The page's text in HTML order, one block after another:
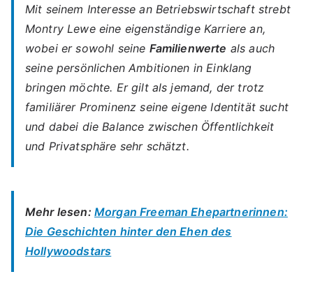
Mit seinem Interesse an Betriebswirtschaft strebt
Montry Lewe eine eigenständige Karriere an,
wobei er sowohl seine Familienwerte als auch
seine persönlichen Ambitionen in Einklang
bringen möchte. Er gilt als jemand, der trotz
familiärer Prominenz seine eigene Identität sucht
und dabei die Balance zwischen Öffentlichkeit
und Privatsphäre sehr schätzt.
Mehr lesen: Morgan Freeman Ehepartnerinnen:
Die Geschichten hinter den Ehen des
Hollywoodstars